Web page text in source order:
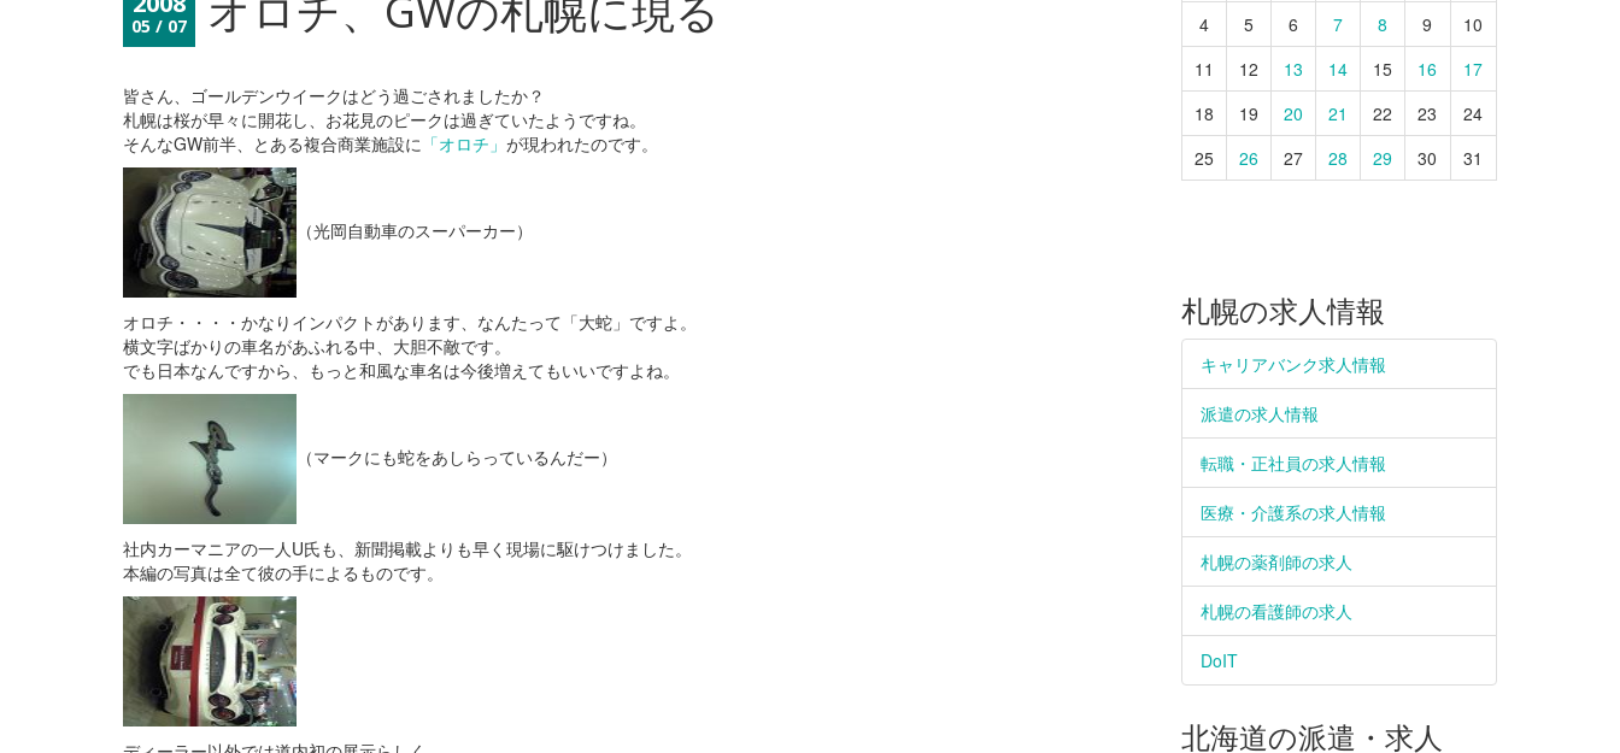
05 / 07
皆さん、ゴールデンウイークはどう過ごされましたか？
札幌は桜が早々に開花し、お花見のピークは過ぎていたようですね。
そんなGW前半、とある複合商業施設に 「オロチ」 が現われたのです。
（光岡自動車のスーパーカー）
オロチ・・・・かなりインパクトがあります、なんたって「大蛇」ですよ。
横文字ばかりの車名があふれる中、大胆不敵です。
でも日本なんですから、もっと和風な車名は今後増えてもいいですよね。
（マークにも蛇をあしらっているんだー）
社内カーマニアの一人U氏も、新聞掲載よりも早く現場に駆けつけました。
本編の写真は全て彼の手によるものです。
4
5 6 7 8 9
10
11
12 13 14 15 16
17
18
19 20 21 22 23
24
25
26 27 28 29 30 31
札幌の求人情報
キャリアバンク求人情報
派遣の求人情報
転職・正社員の求人情報
医療・介護系の求人情報
札幌の薬剤師の求人
札幌の看護師の求人
DoIT
北海道の派遣・求人